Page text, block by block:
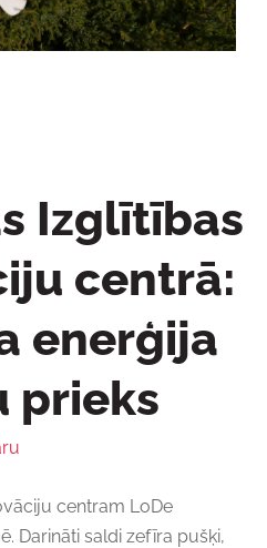
Izglītības
centrā:
enerģija
prieks
centram LoDe
Darināti saldi zefīra pušķi,